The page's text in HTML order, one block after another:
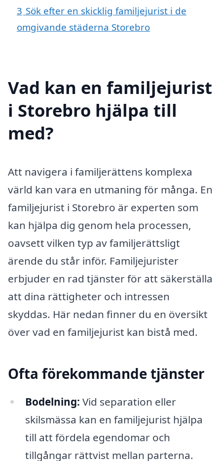
3 Sök efter en skicklig familjejurist i de
omgivande städerna Storebro
Vad kan en familjejurist
i Storebro hjälpa till
med?
Att navigera i familjerättens komplexa
värld kan vara en utmaning för många. En
familjejurist i Storebro är experten som
kan hjälpa dig genom hela processen,
oavsett vilken typ av familjerättsligt
ärende du står inför. Familjejurister
erbjuder en rad tjänster för att säkerställa
att dina rättigheter och intressen
skyddas. Här nedan finner du en översikt
över vad en familjejurist kan bistå med.
Ofta förekommande tjänster
Bodelning: Vid separation eller
skilsmässa kan en familjejurist hjälpa
till att fördela egendomar och
tillgångar rättvist mellan parterna.